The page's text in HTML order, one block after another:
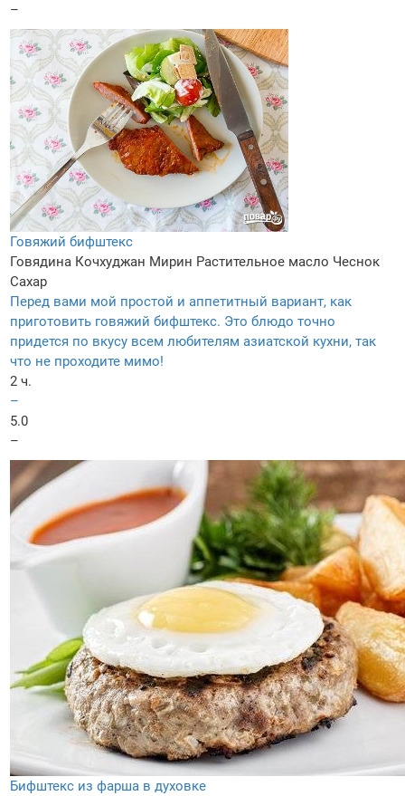
–
Говяжий бифштекс
Говядина Кочхуджан Мирин Растительное масло Чеснок
Сахар
Перед вами мой простой и аппетитный вариант, как
приготовить говяжий бифштекс. Это блюдо точно
придется по вкусу всем любителям азиатской кухни, так
что не проходите мимо!
2 ч.
–
5.0
–
Бифштекс из фарша в духовке